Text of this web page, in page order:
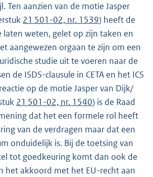
Ten aanzien van de motie Jasper
21 501-02, nr. 1539) heeft de
laten weten, gelet op zijn taken en
aangewezen orgaan te zijn om een
studie uit te voeren naar de
de ISDS-clausule in CETA en het ICS
op de motie Jasper van Dijk/
21 501-02, nr. 1540) is de Raad
dat het een formele rol heeft
van de verdragen maar dat een
onduidelijk is. Bij de toetsing van
tot goedkeuring komt dan ook de
het akkoord met het EU-recht aan